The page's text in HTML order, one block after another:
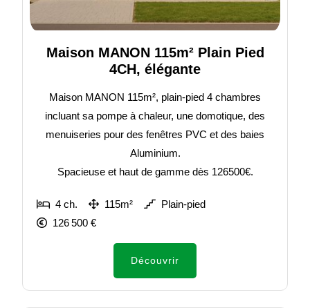
Maison MANON 115m² Plain Pied
4CH, élégante
Maison MANON 115m², plain-pied 4 chambres
incluant sa pompe à chaleur, une domotique, des
menuiseries pour des fenêtres PVC et des baies
Aluminium.
Spacieuse et haut de gamme dès 126500€.
4 ch. 115m²
Plain-pied
126 500 €
Découvrir